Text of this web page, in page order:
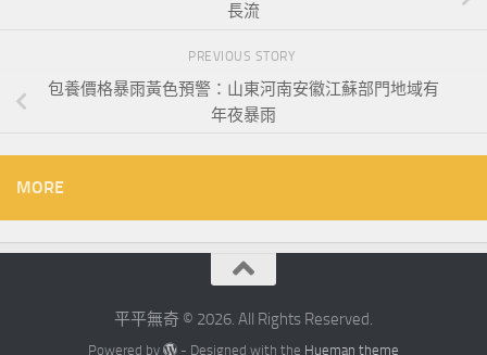
長流
PREVIOUS STORY
包養價格暴雨黃色預警：山東河南安徽江蘇部門地域有
年夜暴雨
MORE
平平無奇 © 2026. All Rights Reserved.
Powered by - Designed with the Hueman theme